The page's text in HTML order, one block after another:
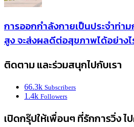
การออกกำลังกายเป็นประจำท่า
สูง จะส่งผลดีต่อสุขภาพได้อย่างไ
ติดตาม และร่วมสนุกไปกับเรา
66.3k Subscribers
1.4k Followers
เปิดกรุ๊ปให้เพื่อนๆ ที่รักการวิ่ง ไ